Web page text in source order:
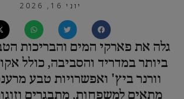
יוני 16, 2026
גלה את פארקי המים והבריכות
ביותר במדריד והסביבה, כולל
וורנר ביץ' ואפשרויות טבע
מתאים למשפחות, מתבגרים